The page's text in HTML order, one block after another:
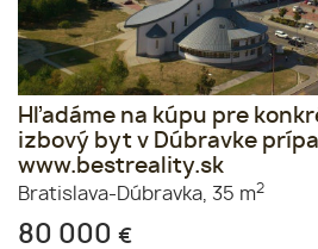
Hľadáme na kúpu pre
izbový byt v Dúbravke
www.bestreality.sk
Bratislava-Dúbravka, 35 m2
80 000 €